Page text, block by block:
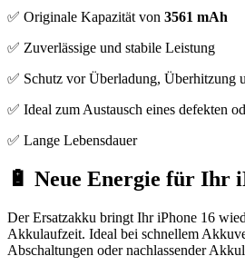
✅ Originale Kapazität von 3561 mAh
✅ Zuverlässige und stabile Leistung
✅ Schutz vor Überladung, Überhitzung
✅ Ideal zum Austausch eines defekten
✅ Lange Lebensdauer
🔋 Neue Energie für Ihr
Der Ersatzakku bringt Ihr iPhone 16
Akkulaufzeit. Ideal bei schnellem
Abschaltungen oder nachlassender